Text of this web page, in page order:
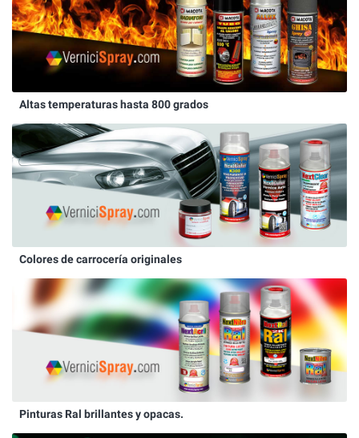
Altas temperaturas hasta 800 grados
Colores de carrocería originales
Pinturas Ral brillantes y opacas.